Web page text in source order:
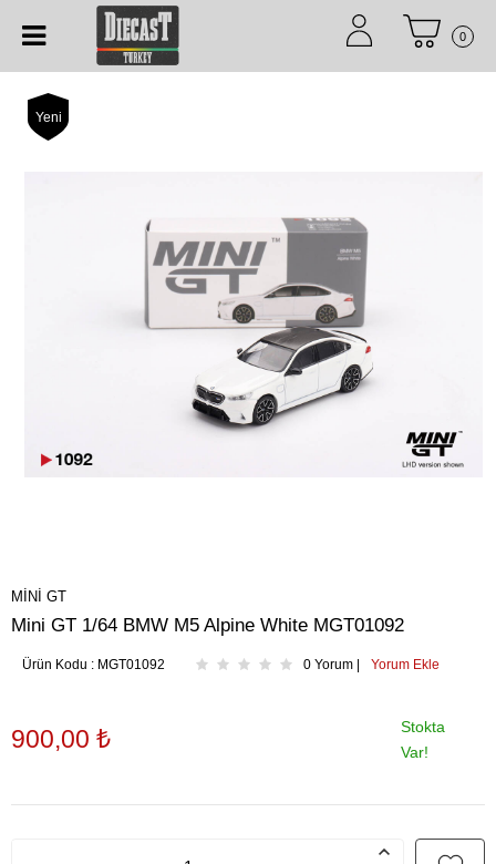
0
Yeni
MINI GT
Mini GT 1/64 BMW M5 Alpine White MGT01092
Ürün Kodu : MGT01092 0 Yorum | Yorum Ekle
900,00 ₺
Stokta
Var!